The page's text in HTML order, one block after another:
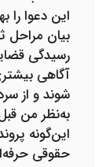
این دعوا را
بیان مراحل
رسیدگی
آگاهی
شوند و از
به‌نظر من
این‌گونه
حقوقی